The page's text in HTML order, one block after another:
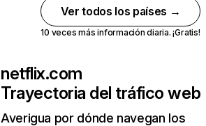
Ver todos los países →
10 veces más información diaria. ¡Gratis!
netflix.com
Trayectoria del tráfico web
Averigua por dónde navegan los